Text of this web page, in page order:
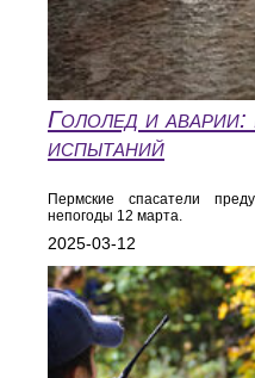
Гололед и
испытаний
Пермские спасатели
непогоды 12 марта.
2025-03-12